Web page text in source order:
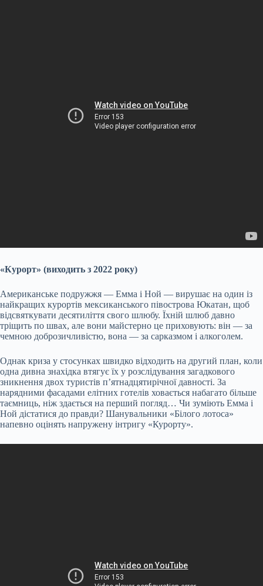
«Курорт» (виходить з 2022 року)
Американське подружжя — Емма і Ной — вирушає на один із
найкращих курортів мексиканського півострова Юкатан, щоб
відсвяткувати десятиліття свого шлюбу. Їхній шлюб давно
тріщить по швах, але вони майстерно це приховують: він — за
чемною доброзичливістю, вона — за сарказмом і алкоголем.
Однак криза у стосунках швидко відходить на другий план, коли
одна дивна знахідка втягує їх у розслідування загадкового
зникнення двох туристів п’ятнадцятирічної давності. За
нарядними фасадами елітних готелів ховається набагато більше
таємниць, ніж здається на перший погляд… Чи зуміють Емма і
Ной дістатися до правди? Шанувальники «Білого лотоса»
напевно оцінять напружену інтригу «Курорту».